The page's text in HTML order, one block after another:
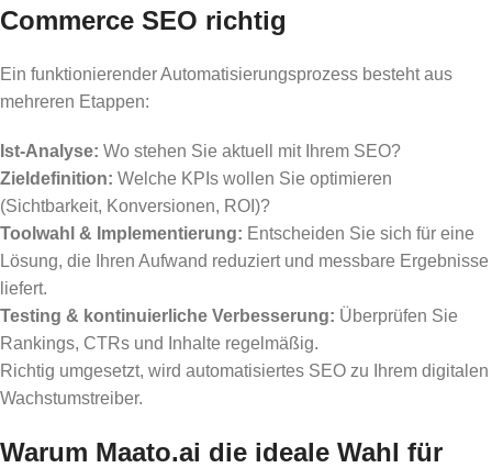
Commerce SEO richtig
Ein funktionierender Automatisierungsprozess besteht aus
mehreren Etappen:
Ist-Analyse: Wo stehen Sie aktuell mit Ihrem SEO?
Zieldefinition: Welche KPIs wollen Sie optimieren
(Sichtbarkeit, Konversionen, ROI)?
Toolwahl & Implementierung: Entscheiden Sie sich für eine
Lösung, die Ihren Aufwand reduziert und messbare Ergebnisse
liefert.
Testing & kontinuierliche Verbesserung: Überprüfen Sie
Rankings, CTRs und Inhalte regelmäßig.
Richtig umgesetzt, wird automatisiertes SEO zu Ihrem digitalen
Wachstumstreiber.
Warum Maato.ai die ideale Wahl für